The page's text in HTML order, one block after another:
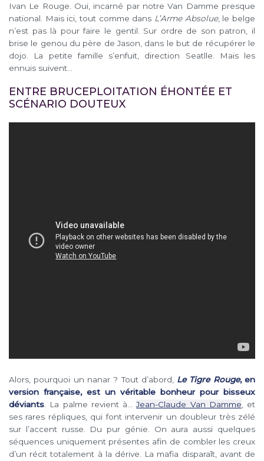
Ivan Le Rouge. Oui, incarné par notre Van Damme presque
national. Mais ici, tout comme dans L’Arme Absolue, le belge
n’est pas là pour faire le gentil. Sur ordre de son patron, il
brise le genou du père de Jason, dans le but de récupérer le
dojo. La petite famille s’enfuit, direction Seatlle. Mais les
ennuis suivent…
ENTRE BRUCEPLOITATION ÉHONTÉE ET
SCÉNARIO DOUTEUX
Alors, pourquoi un nanar ? Tout d’abord, Le Tigre Rouge, en
version française, est un véritable bonheur pour bisseux
déviants . La palme revient à…Jean-Claude Van Damme , et
ses rares répliques, qui font intervenir un doubleur très zélé
sur l’accent russe. Du pur génie. On aura aussi quelques
séquences uniquement présentes afin de combler les creux
d’un récit totalement à la dérive. La mafia disparaît, avant de